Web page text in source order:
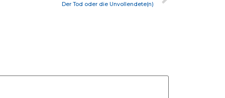
Der Tod oder die Unvollendete(n)